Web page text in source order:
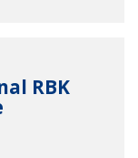
RBK